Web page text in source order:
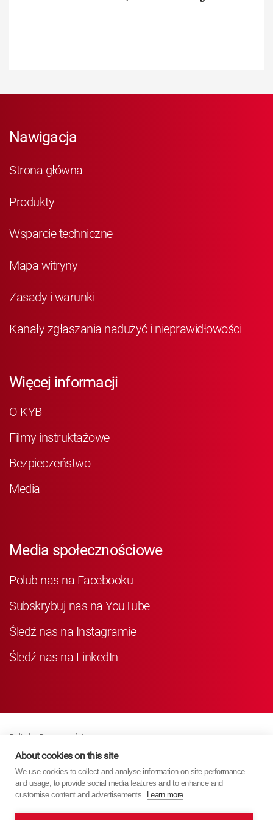
Nawigacja
Strona główna
Produkty
Wsparcie techniczne
Mapa witryny
Zasady i warunki
Kanały zgłaszania nadużyć i nieprawidłowości
Więcej informacji
O KYB
Filmy instruktażowe
Bezpieczeństwo
Media
Media społecznościowe
Polub nas na Facebooku
Subskrybuj nas na YouTube
Śledź nas na Instagramie
Śledź nas na LinkedIn
Polityka Prywatności
Business Partner Privacy
Polityka Dotycząca Plików Cookie
Modern Slavery Act Policy
About cookies on this site
We use cookies to collect and analyse information on site performance
and usage, to provide social media features and to enhance and
customise content and advertisements. Learn more